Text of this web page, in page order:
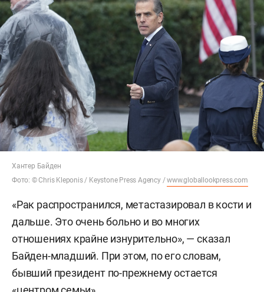
Хантер Байден
Фото: © Chris Kleponis / Keystone Press Agency /www.globallookpress.com
«Рак распространился, метастазировал в кости и
дальше. Это очень больно и во многих
отношениях крайне изнурительно», — сказал
Байден-младший. При этом, по его словам,
бывший президент по-прежнему остается